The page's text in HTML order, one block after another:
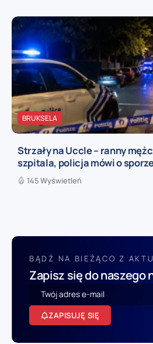
BRUKSELA
Strzały na Uccle – ranny
szpitala, policja mówi o
145 Wyświetleń
BĄDŹ NA BIEŻĄCO Z
Zapisz się do naszego
ZAPISUJĘ SIĘ